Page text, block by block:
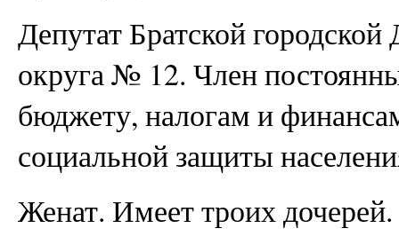
Депутат Братской
округа № 12. Член
бюджету, налогам и
социальной защиты
Женат. Имеет троих дочерей.